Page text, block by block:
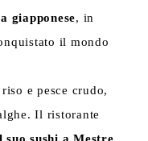
giapponese, in
il mondo
e pesce crudo,
Il ristorante